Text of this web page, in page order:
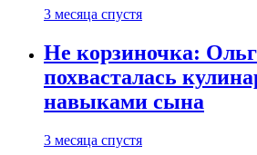
3 месяца спустя
Не корзиночка:
похвасталась
навыками сына
3 месяца спустя